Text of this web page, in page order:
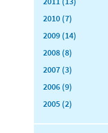
2010 (7)
2009 (14)
2008 (8)
2007 (3)
2006 (9)
2005 (2)